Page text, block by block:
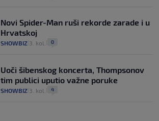
Novi Spider-Man ruši rekorde zarade i u
Hrvatskoj
SHOWBIZ 3. kol. 0
Uoči šibenskog koncerta, Thompsonov
tim publici uputio važne poruke
SHOWBIZ 3. kol. 4